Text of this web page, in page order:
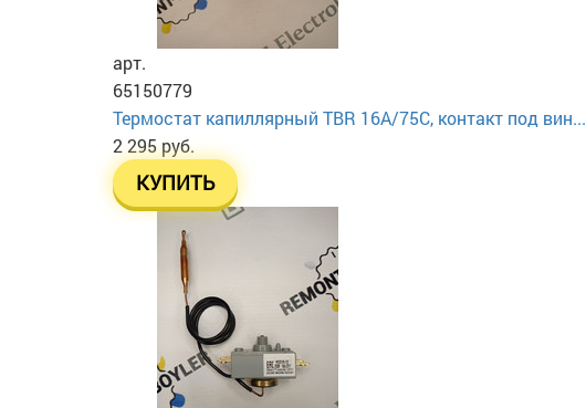
арт.
65150779
Термостат капиллярный TBR 16A/75C, контакт под вин...
2 295 руб.
КУПИТЬ